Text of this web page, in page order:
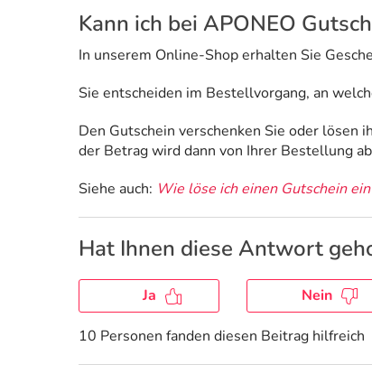
Kann ich bei APONEO
In unserem Online-Shop erhalten Sie
Sie entscheiden im Bestellvorgang, an
Den Gutschein verschenken Sie oder lösen
der Betrag wird dann von Ihrer Bestellung
Siehe auch: Wie löse ich einen Gutschein
Hat Ihnen diese Antwort
Ja Nein
10 Personen fanden diesen Beitrag hilfreich